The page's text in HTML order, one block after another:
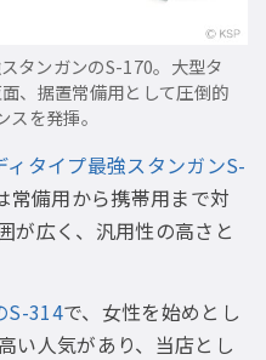
タンガンのS-170。大型タ
、据置常備用として圧倒的
を発揮。
ィタイプ最強スタンガンS-
常備用から携帯用まで対
が広く、汎用性の高さと
S-314で、女性を始めとし
い人気があり、当店とし